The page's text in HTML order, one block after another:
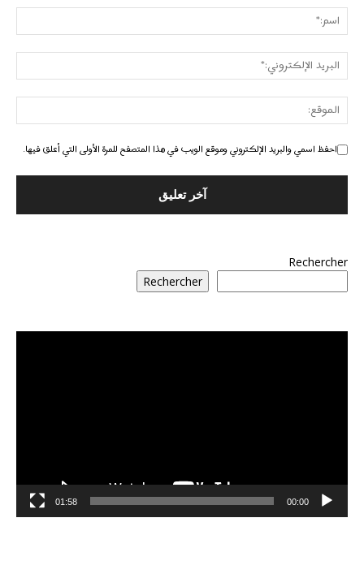
احفظ اسمي والبريد الإلكتروني وموقع الويب في هذا المتصفح للمرة الأولى التي أعلق فيها.
Rechercher
Rechercher
00:00
01:58